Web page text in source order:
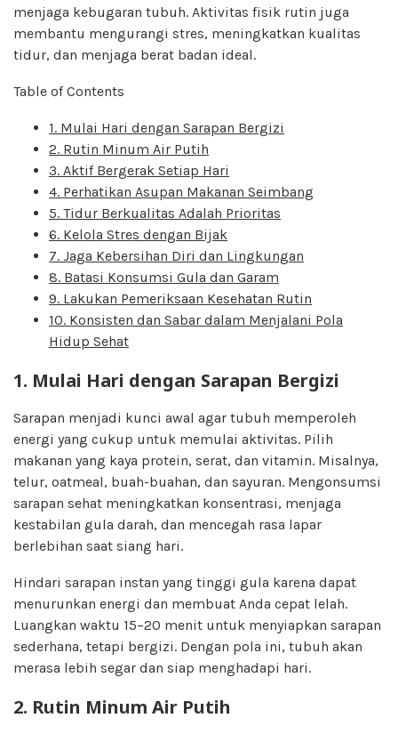
menjaga kebugaran tubuh. Aktivitas fisik rutin juga
membantu mengurangi stres, meningkatkan kualitas
tidur, dan menjaga berat badan ideal.
Table of Contents
1. Mulai Hari dengan Sarapan Bergizi
2. Rutin Minum Air Putih
3. Aktif Bergerak Setiap Hari
4. Perhatikan Asupan Makanan Seimbang
5. Tidur Berkualitas Adalah Prioritas
6. Kelola Stres dengan Bijak
7. Jaga Kebersihan Diri dan Lingkungan
8. Batasi Konsumsi Gula dan Garam
9. Lakukan Pemeriksaan Kesehatan Rutin
10. Konsisten dan Sabar dalam Menjalani Pola
Hidup Sehat
1. Mulai Hari dengan Sarapan Bergizi
Sarapan menjadi kunci awal agar tubuh memperoleh
energi yang cukup untuk memulai aktivitas. Pilih
makanan yang kaya protein, serat, dan vitamin. Misalnya,
telur, oatmeal, buah-buahan, dan sayuran. Mengonsumsi
sarapan sehat meningkatkan konsentrasi, menjaga
kestabilan gula darah, dan mencegah rasa lapar
berlebihan saat siang hari.
Hindari sarapan instan yang tinggi gula karena dapat
menurunkan energi dan membuat Anda cepat lelah.
Luangkan waktu 15–20 menit untuk menyiapkan sarapan
sederhana, tetapi bergizi. Dengan pola ini, tubuh akan
merasa lebih segar dan siap menghadapi hari.
2. Rutin Minum Air Putih